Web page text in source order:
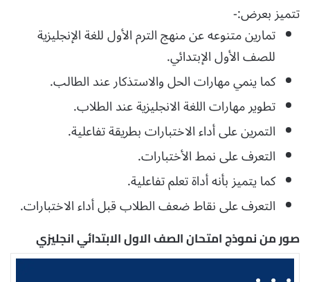
تتميز بعرض:-
تمارين متنوعه عن منهج الترم الأول للغة الإنجليزية
للصف الأول الإبتدائي.
كما ينمي مهارات الحل والاستذكار عند الطالب.
تطوير مهارات اللغة الانجليزية عند الطلاب.
التمرين على أداء الاختبارات بطريقة تفاعلية.
التعرف على نمط الأختبارات.
كما يتميز بأنه أداة تعلم تفاعلية.
التعرف على نقاط ضعف الطلاب قبل أداء الاختبارات.
صور من نموذج امتحان الصف الاول الابتدائي انجليزي